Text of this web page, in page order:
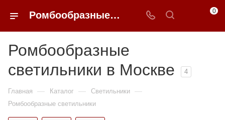
Ромбообразные светильники в Москве купить по доступным ценам с доставкой от 0ФФЕР.ру 0
Ромбообразные
светильники в Москве
4
Главная — Каталог — Светильники —
Ромбообразные светильники